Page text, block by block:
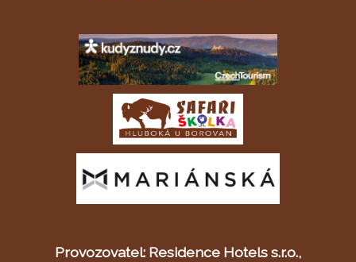
Provozovatel: Residence Hotels s.r.o.,